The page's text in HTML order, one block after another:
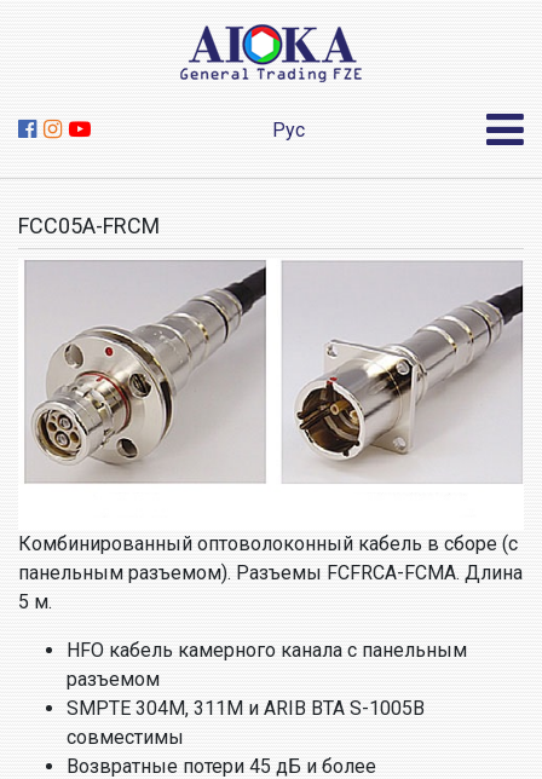
Рус
FCC05A-FRCM
Комбинированный оптоволоконный кабель в сборе (с
панельным разъемом). Разъемы FCFRCA-FCMA. Длина
5 м.
HFO кабель камерного канала с панельным
разъемом
SMPTE 304M, 311M и ARIB BTA S-1005B
совместимы
Возвратные потери 45 дБ и более